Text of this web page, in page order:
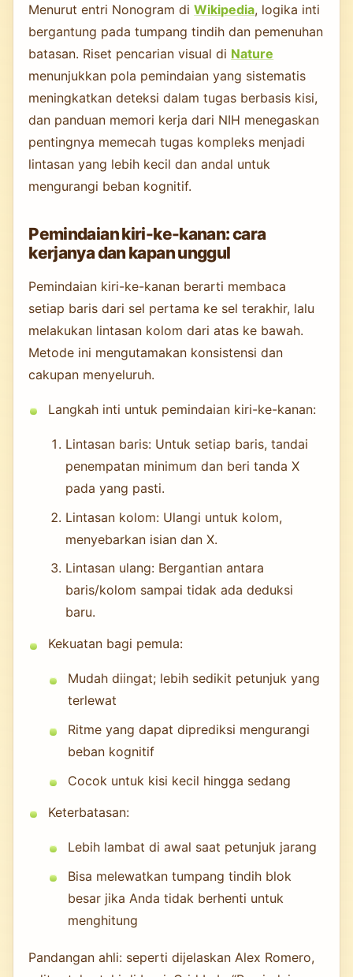
Menurut entri Nonogram diWikipedia, logika inti
bergantung pada tumpang tindih dan pemenuhan
batasan. Riset pencarian visual di Nature
menunjukkan pola pemindaian yang sistematis
meningkatkan deteksi dalam tugas berbasis kisi,
dan panduan memori kerja dari NIH menegaskan
pentingnya memecah tugas kompleks menjadi
lintasan yang lebih kecil dan andal untuk
mengurangi beban kognitif.
Pemindaian kiri-ke-kanan: cara
kerjanya dan kapan unggul
Pemindaian kiri-ke-kanan berarti membaca
setiap baris dari sel pertama ke sel terakhir, lalu
melakukan lintasan kolom dari atas ke bawah.
Metode ini mengutamakan konsistensi dan
cakupan menyeluruh.
Langkah inti untuk pemindaian kiri-ke-kanan:
Lintasan baris: Untuk setiap baris, tandai
penempatan minimum dan beri tanda X
pada yang pasti.
Lintasan kolom: Ulangi untuk kolom,
menyebarkan isian dan X.
Lintasan ulang: Bergantian antara
baris/kolom sampai tidak ada deduksi
baru.
Kekuatan bagi pemula:
Mudah diingat; lebih sedikit petunjuk yang
terlewat
Ritme yang dapat diprediksi mengurangi
beban kognitif
Cocok untuk kisi kecil hingga sedang
Keterbatasan:
Lebih lambat di awal saat petunjuk jarang
Bisa melewatkan tumpang tindih blok
besar jika Anda tidak berhenti untuk
menghitung
Pandangan ahli: seperti dijelaskan Alex Romero,